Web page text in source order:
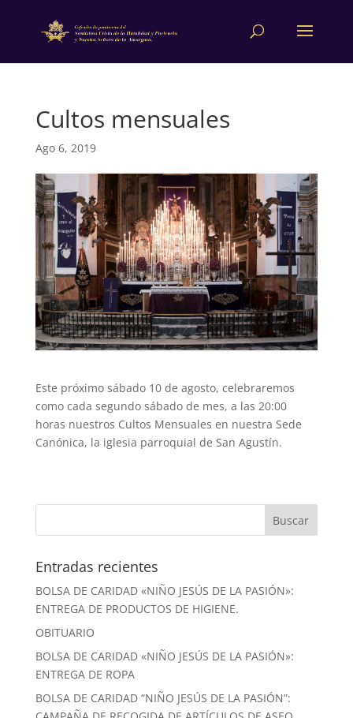
Cultos mensuales
Ago 6, 2019
Este próximo sábado 10 de agosto, celebraremos
como cada segundo sábado de mes, a las 20:00
horas nuestros Cultos Mensuales en nuestra Sede
Canónica, la iglesia parroquial de San Agustín.
Entradas recientes
BOLSA DE CARIDAD «NIÑO JESÚS DE LA PASIÓN»:
ENTREGA DE PRODUCTOS DE HIGIENE.
OBITUARIO
BOLSA DE CARIDAD «NIÑO JESÚS DE LA PASIÓN»:
ENTREGA DE ROPA
BOLSA DE CARIDAD “NIÑO JESÚS DE LA PASIÓN”: